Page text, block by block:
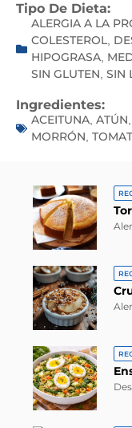
Tipo De Dieta:
ALERGIA A LA
COLESTEROL
HIPOGRASA
SIN GLUTEN SIN
Ingredientes:
ACEITUNA ATÚN
MORRÓN